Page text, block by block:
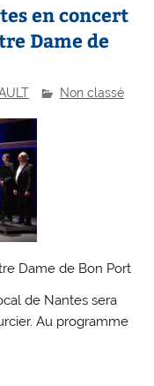
en concert
Dame de
Non classé
Dame de Bon Port
de Nantes sera
Au programme